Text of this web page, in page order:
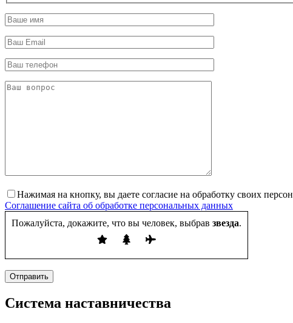
Нажимая на кнопку, вы даете согласие на обработку своих
Соглашение сайта об обработке персональных данных
Пожалуйста, докажите, что вы человек, выбрав звезда.
Отправить
Система наставничества